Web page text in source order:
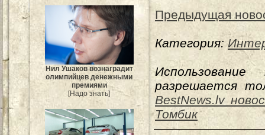
Нил Ушаков вознаградит
олимпийцев денежными
премиями
[Надо знать]
Предыдущая
Категория:
разрешается
BestNews.lv
Томбик